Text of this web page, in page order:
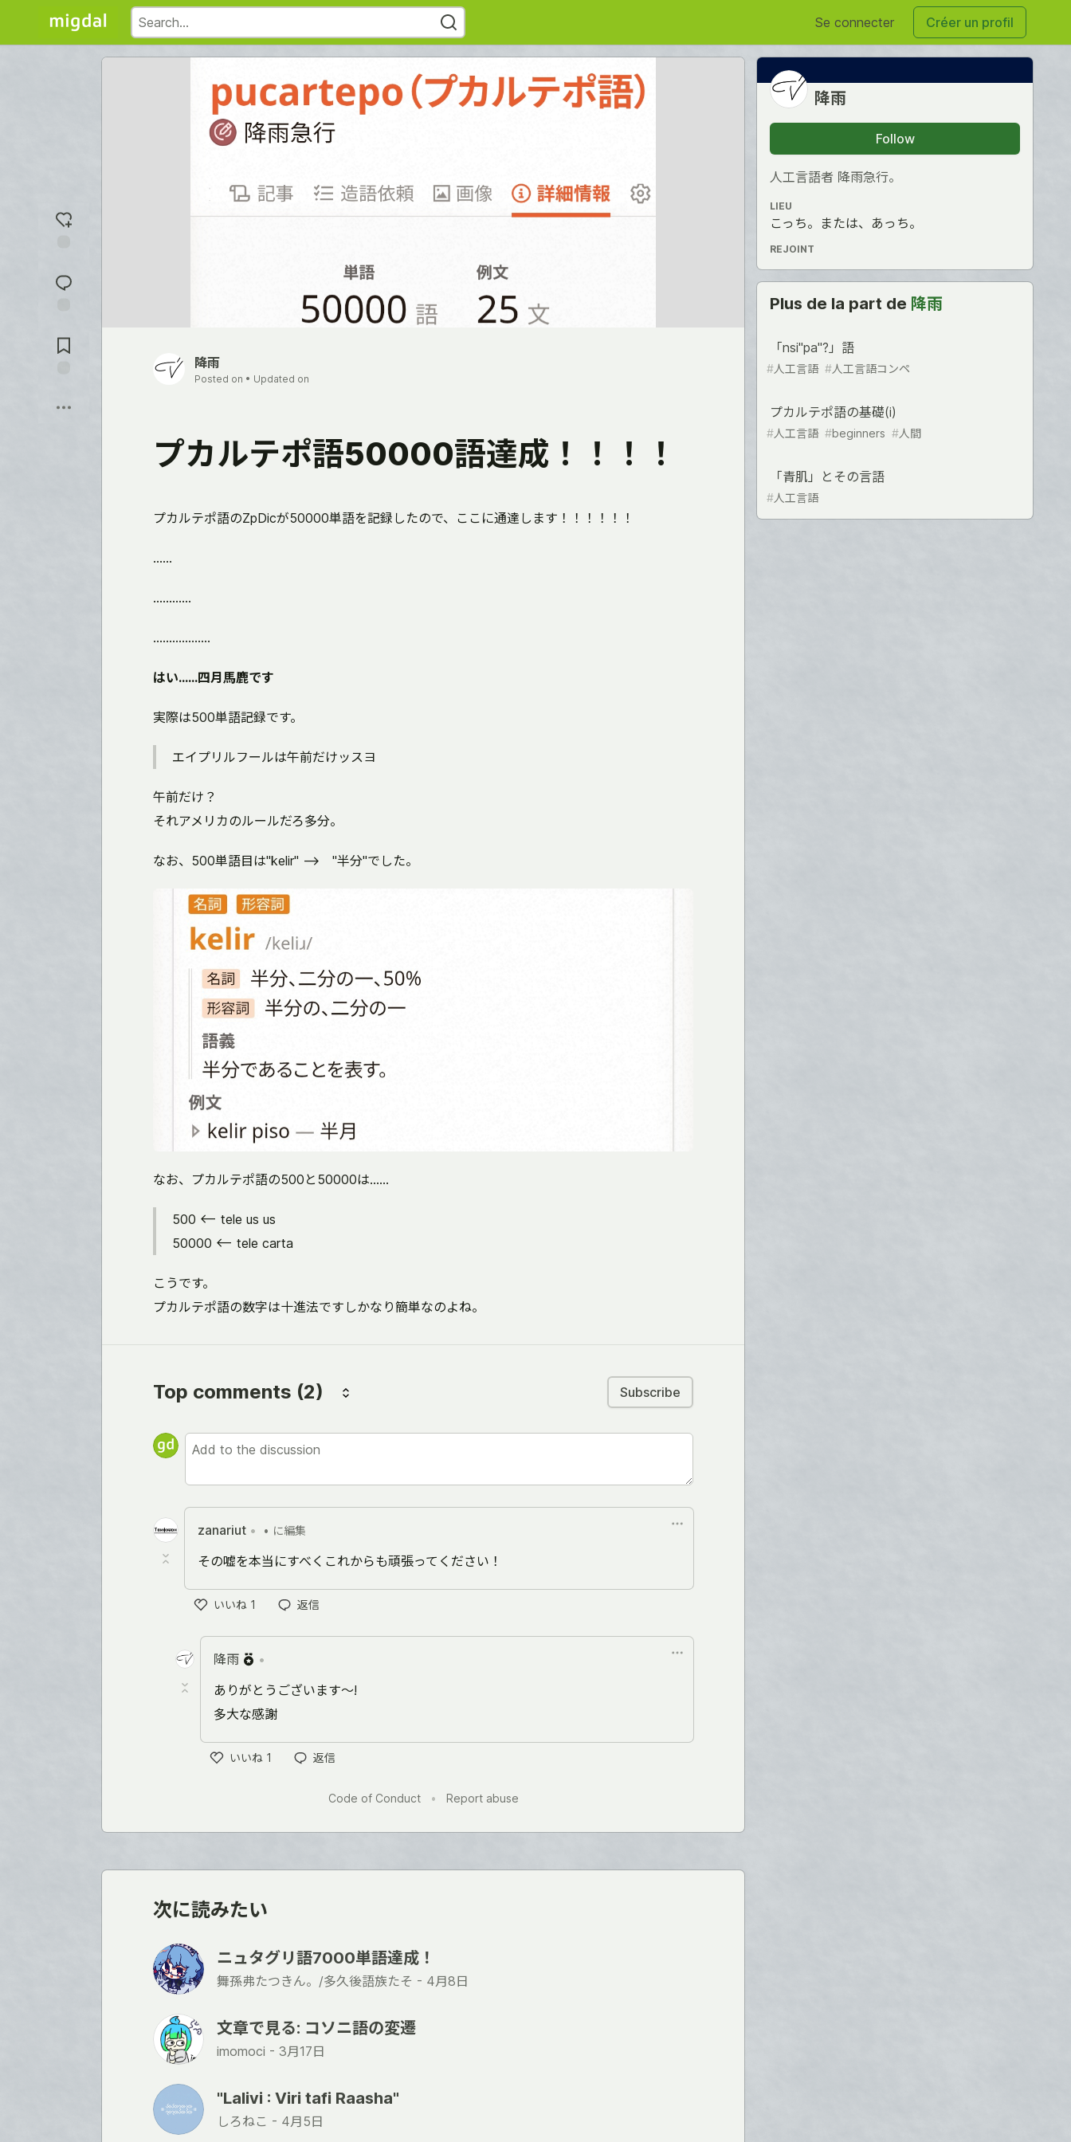
Se connecter Créer un profil
reaction
Comments
降雨
Posted on • Updated on
プカルテポ語50000語達成！！！！
プカルテポ語のZpDicが50000単語を記録したので、ここに通達します！！！！！！
……
…………
………………
はい……四月馬鹿です
実際は500単語記録です。
エイプリルフールは午前だけッスヨ
午前だけ？
それアメリカのルールだろ多分。
なお、500単語目は"kelir" --> "半分"でした。
なお、プカルテポ語の500と50000は……
500 <-- tele us us
50000 <-- tele carta
こうです。
プカルテポ語の数字は十進法ですしかなり簡単なのよね。
Top comments (2) Subscribe
zanariut • • に編集
その嘘を本当にすべくこれからも頑張ってください！
いいね 1
い
ね
返信
降雨
•
ありがとうございます～!
多大な感謝
いいね 1
返信
Code of Conduct • Report abuse
次に読みたい
ニュタグリ語7000単語達成！
舞孫弗たつきん。/多久後語族たそ - 4月8日
文章で見る: コソニ語の変遷
imomoci - 3月17日
"Lalivi : Viri tafi Raasha"
しろねこ - 4月5日
降雨
Follow
人工言語者 降雨急行。
LIEU
こっち。または、あっち。
REJOINT
Plus de la part de 降雨
「nsi"pa"?」語
#人工言語 #人工言語コンペ
プカルテポ語の基礎(i)
#人工言語 #beginners #人間
「青肌」とその言語
#人工言語